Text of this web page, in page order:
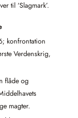
til ‘Slagmark’.
konfrontation
Verdenskrig,
flåde og
magter.